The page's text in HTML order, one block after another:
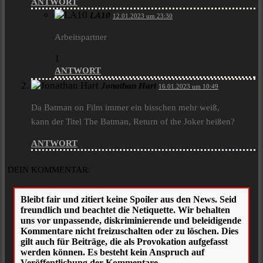
ANTWORT
LA10 12.01.2023 um 23:30
Arbeitspartner
1
ANTWORT
Jonathan Hart 16.01.2023 um 10:49
Da Batman on Film immer ein bisschen mehr weiß,
kann der Titel The Batman, Return of the Joker heißen?
ANTWORT
DEIN KOMMENTAR: